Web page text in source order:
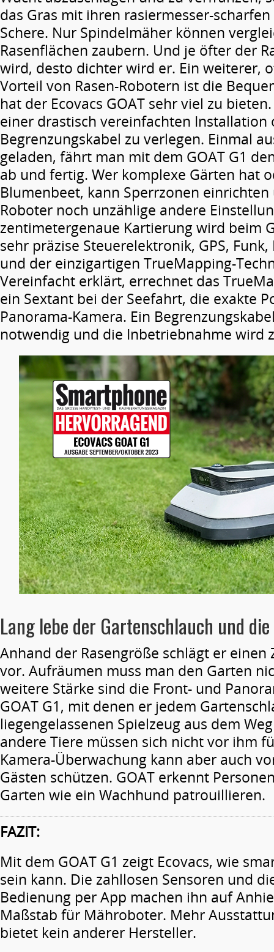
das Gras mit ihren rasiermesser-
Schere. Nur Spindelmäher können
Rasenflächen zaubern. Und je öfter der
wird, desto dichter wird er. Ein weiterer,
Vorteil von Rasen-Robotern ist die
hat der Ecovacs GOAT sehr viel zu
einer drastisch vereinfachten Installation
Begrenzungskabel zu verlegen. Einmal
geladen, fährt man mit dem GOAT G1
ab und fertig. Wer komplexe Gärten hat
Blumenbeet, kann Sperrzonen
Roboter noch unzählige andere
zentimetergenaue Kartierung wird beim
sehr präzise Steuerelektronik, GPS,
und der einzigartigen TrueMapping-
Vereinfacht erklärt, errechnet das
ein Sextant bei der Seefahrt, die exakte
Panorama-Kamera. Ein
notwendig und die Inbetriebnahme wird
Lang lebe der Gartenschlauch und
Anhand der Rasengröße schlägt er
vor. Aufräumen muss man den Garten
weitere Stärke sind die Front- und
GOAT G1, mit denen er jedem
liegengelassenen Spielzeug aus dem
andere Tiere müssen sich nicht vor ihm
Kamera-Überwachung kann aber auch
Gästen schützen. GOAT erkennt
Garten wie ein Wachhund patrouillieren.
FAZIT:
Mit dem GOAT G1 zeigt Ecovacs, wie
sein kann. Die zahllosen Sensoren und
Bedienung per App machen ihn auf
Maßstab für Mähroboter. Mehr
bietet kein anderer Hersteller.